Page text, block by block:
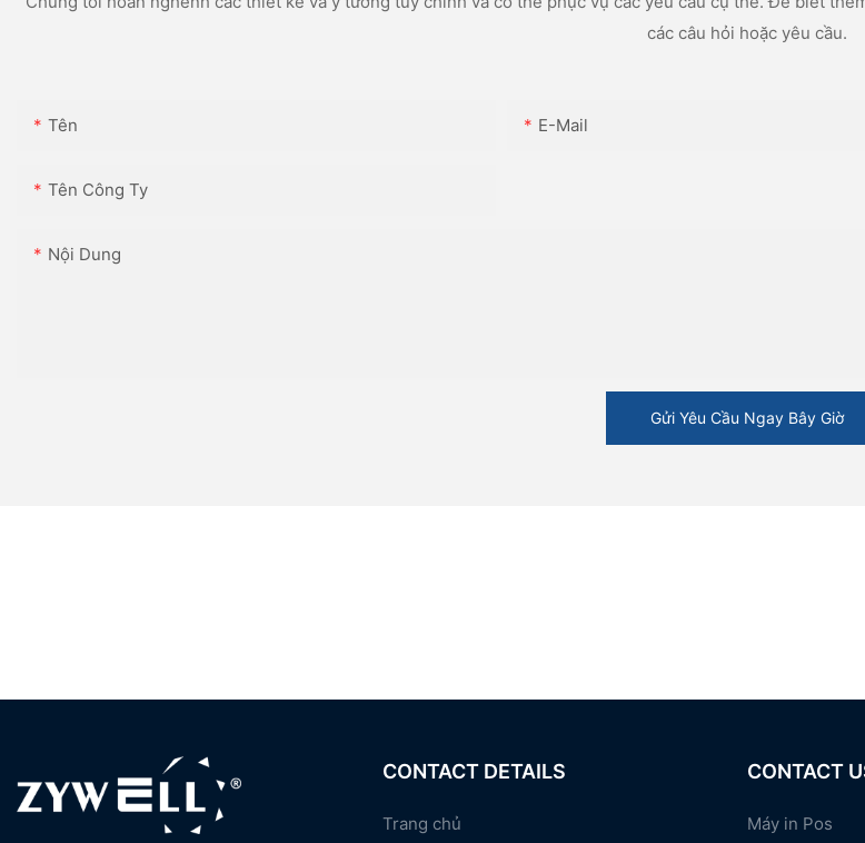
các câu hỏi hoặc yêu cầu.
Tên E-Mail
Tên Công Ty
Nội Dung
Gửi Yêu Cầu Ngay Bây Giờ
CONTACT DETAILS
Trang chủ
CONTACT
Máy in Pos